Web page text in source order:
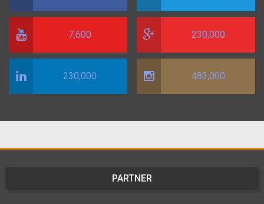
7,600 230,000
230,000 483,000
PARTNER